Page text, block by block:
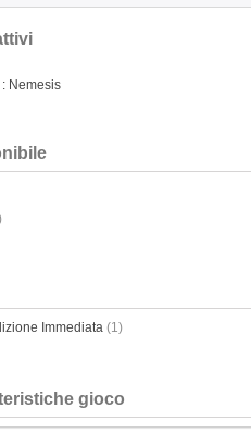
Nemesis
Immediata (1)
gioco